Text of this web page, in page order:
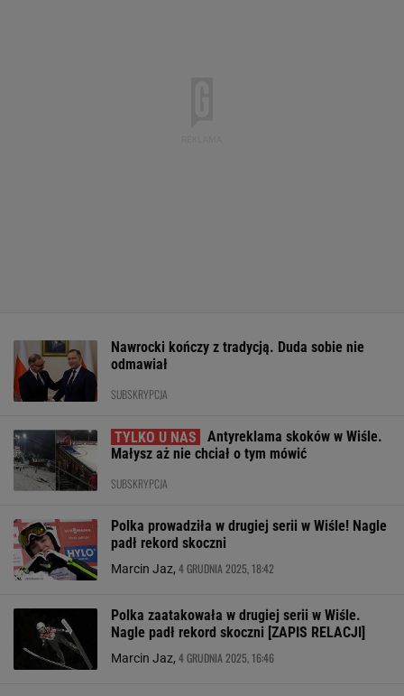
Nawrocki kończy z tradycją. Duda sobie nie
odmawiał
SUBSKRYPCJA
Antyreklama skoków w Wiśle.
Małysz aż nie chciał o tym mówić
SUBSKRYPCJA
Polka prowadziła w drugiej serii w Wiśle! Nagle
padł rekord skoczni
Marcin Jaz, 4 GRUDNIA 2025, 18:42
Polka zaatakowała w drugiej serii w Wiśle.
Nagle padł rekord skoczni [ZAPIS RELACJI]
Marcin Jaz, 4 GRUDNIA 2025, 16:46